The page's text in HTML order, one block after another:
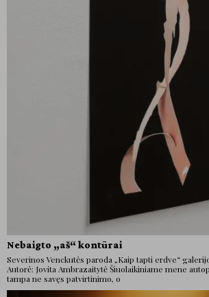
Nebaigto „aš“ kontūrai
Severinos Venckutės paroda „Kaip tapti erdve“
Autorė: Jovita Ambrazaitytė Šiuolaikiniame mene
tampa ne savęs patvirtinimo, o